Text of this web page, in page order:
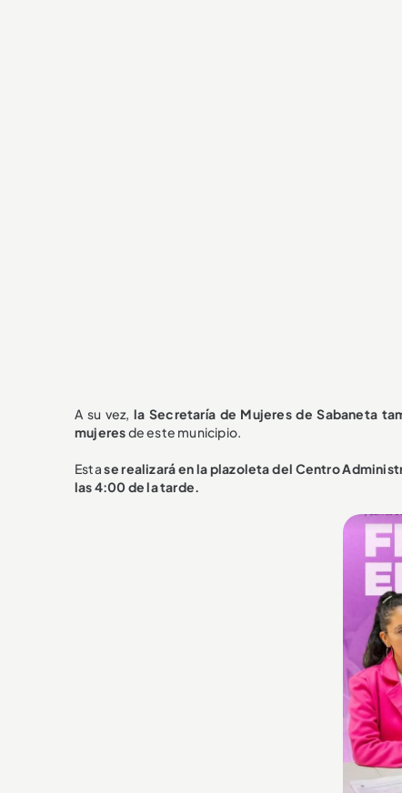
A su vez,la Secretaría de Mujeres de Sabaneta
mujeresde este municipio.
Estase realizará en la plazoleta del Centro
las 4:00 de la tarde.